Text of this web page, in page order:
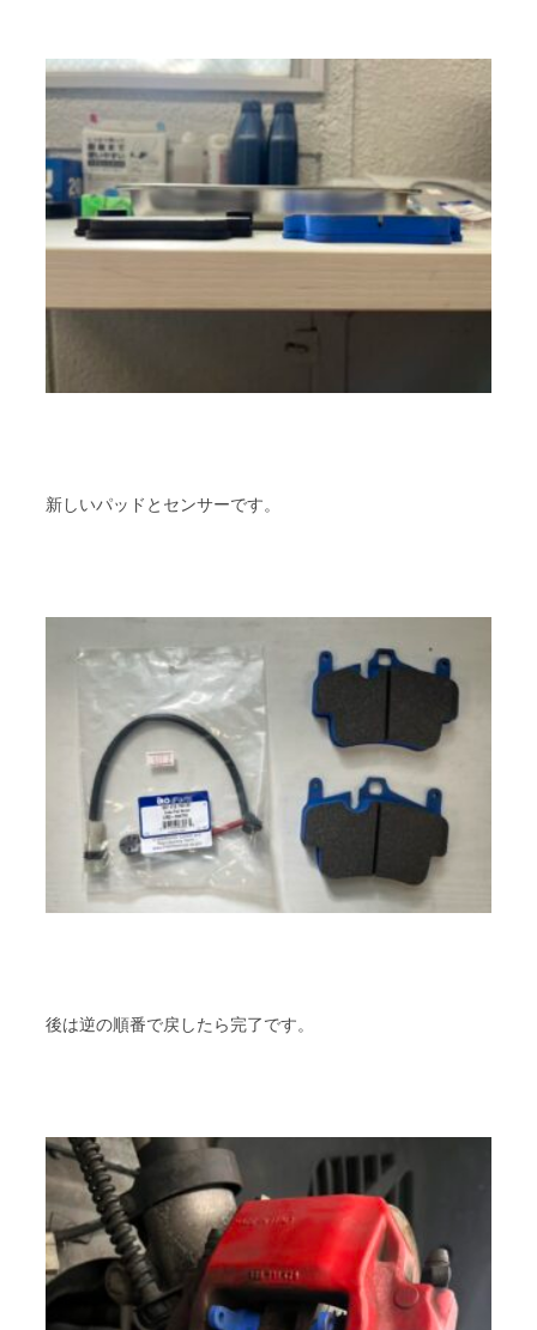
新しいパッドとセンサーです。
後は逆の順番で戻したら完了です。